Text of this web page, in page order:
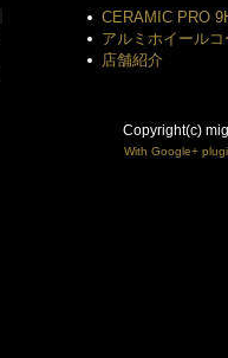
CERAMIC PRO
アルミホイール
店舗紹介
Copyright(c)
With Google+